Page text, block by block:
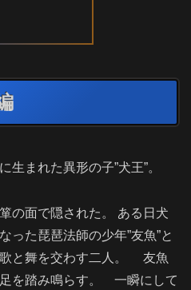
まれた異形の子”犬王”。
の面で隠された。 ある日犬
った琵琶法師の少年”友魚”と
と舞を交わす二人。 友魚
を踏み鳴らす。 一瞬にして